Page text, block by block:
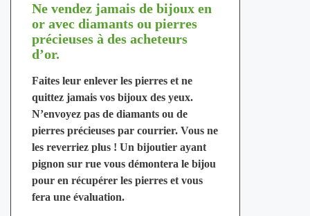
Ne vendez jamais de bijoux en
or avec diamants ou pierres
précieuses à des acheteurs
d’or.
Faites leur enlever les pierres et ne
quittez jamais vos bijoux des yeux.
N’envoyez pas de diamants ou de
pierres précieuses par courrier. Vous ne
les reverriez plus ! Un bijoutier ayant
pignon sur rue vous démontera le bijou
pour en récupérer les pierres et vous
fera une évaluation.